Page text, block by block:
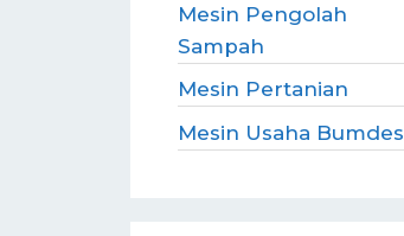
Mesin Pengolah
Sampah
Mesin Pertanian
Mesin Usaha Bumdes